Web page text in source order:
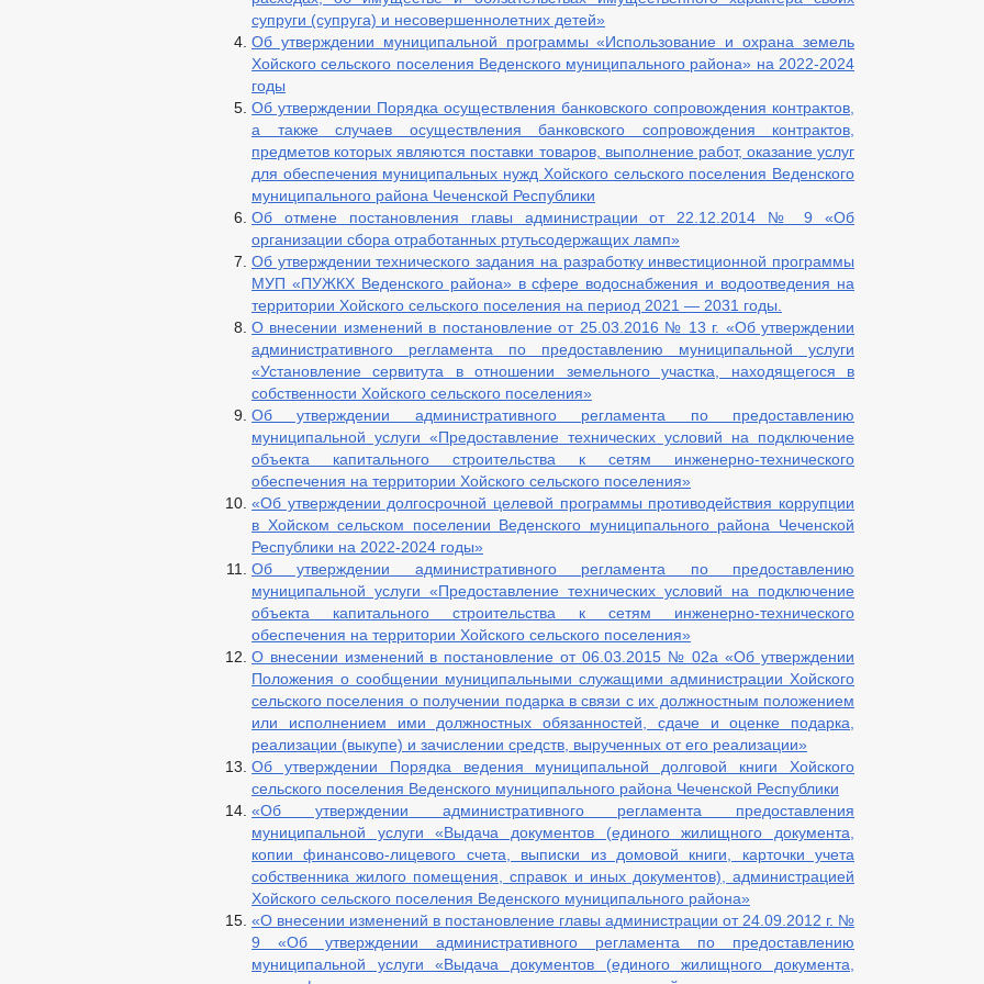
супруги (супруга) и несовершеннолетних детей»
Об утверждении муниципальной программы «Использование и охрана земель
Хойского сельского поселения Веденского муниципального района» на 2022-2024
годы
Об утверждении Порядка осуществления банковского сопровождения контрактов,
а также случаев осуществления банковского сопровождения контрактов,
предметов которых являются поставки товаров, выполнение работ, оказание услуг
для обеспечения муниципальных нужд Хойского сельского поселения Веденского
муниципального района Чеченской Республики
Об отмене постановления главы администрации от 22.12.2014 № 9 «Об
организации сбора отработанных ртутьсодержащих ламп»
Об утверждении технического задания на разработку инвестиционной программы
МУП «ПУЖКХ Веденского района» в сфере водоснабжения и водоотведения на
территории Хойского сельского поселения на период 2021 — 2031 годы.
О внесении изменений в постановление от 25.03.2016 № 13 г. «Об утверждении
административного регламента по предоставлению муниципальной услуги
«Установление сервитута в отношении земельного участка, находящегося в
собственности Хойского сельского поселения»
Об утверждении административного регламента по предоставлению
муниципальной услуги «Предоставление технических условий на подключение
объекта капитального строительства к сетям инженерно-технического
обеспечения на территории Хойского сельского поселения»
«Об утверждении долгосрочной целевой программы противодействия коррупции
в Хойском сельском поселении Веденского муниципального района Чеченской
Республики на 2022-2024 годы»
Об утверждении административного регламента по предоставлению
муниципальной услуги «Предоставление технических условий на подключение
объекта капитального строительства к сетям инженерно-технического
обеспечения на территории Хойского сельского поселения»
О внесении изменений в постановление от 06.03.2015 № 02а «Об утверждении
Положения о сообщении муниципальными служащими администрации Хойского
сельского поселения о получении подарка в связи с их должностным положением
или исполнением ими должностных обязанностей, сдаче и оценке подарка,
реализации (выкупе) и зачислении средств, вырученных от его реализации»
Об утверждении Порядка ведения муниципальной долговой книги Хойского
сельского поселения Веденского муниципального района Чеченской Республики
«Об утверждении административного регламента предоставления
муниципальной услуги «Выдача документов (единого жилищного документа,
копии финансово-лицевого счета, выписки из домовой книги, карточки учета
собственника жилого помещения, справок и иных документов), администрацией
Хойского сельского поселения Веденского муниципального района»
«О внесении изменений в постановление главы администрации от 24.09.2012 г. №
9 «Об утверждении административного регламента по предоставлению
муниципальной услуги «Выдача документов (единого жилищного документа,